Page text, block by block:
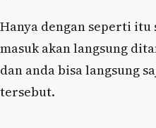
Hanya dengan seperti
masuk akan langsung
dan anda bisa langsung
tersebut.